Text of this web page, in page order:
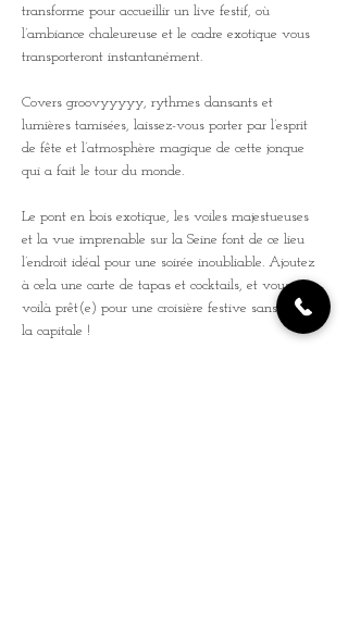
transforme pour accueillir un live festif, où
l’ambiance chaleureuse et le cadre exotique vous
transporteront instantanément.
Covers groovyyyyy, rythmes dansants et
lumières tamisées, laissez-vous porter par l’esprit
de fête et l’atmosphère magique de cette jonque
qui a fait le tour du monde.
Le pont en bois exotique, les voiles majestueuses
et la vue imprenable sur la Seine font de ce lieu
l’endroit idéal pour une soirée inoubliable. Ajoutez
à cela une carte de tapas et cocktails, et vous
voilà prêt(e) pour une croisière festive sans quitter
la capitale !